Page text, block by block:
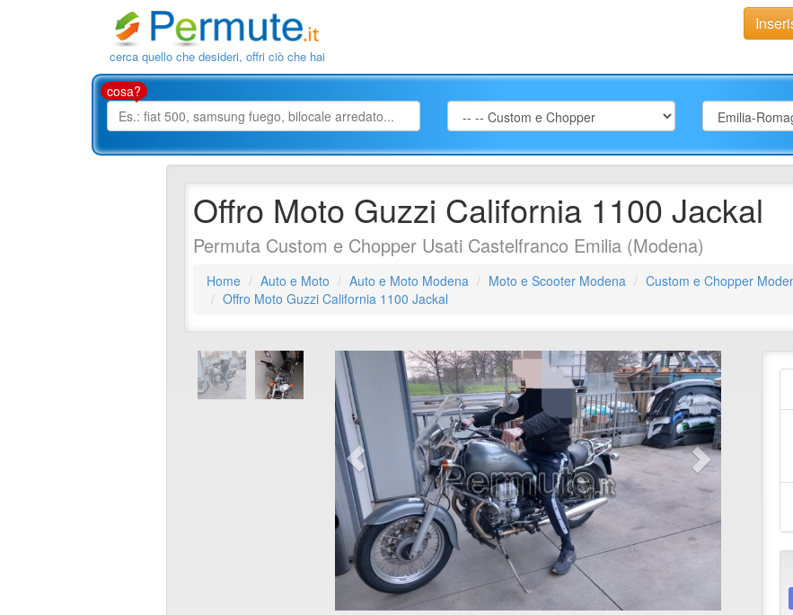
cerca quello che desideri, offri ciò che hai
cosa?
Offro Moto Guzzi California 1100 Jackal
Permuta Custom e Chopper Usati Castelfranco Emilia (Modena)
Home Auto e Moto Auto e Moto Modena Moto e Scooter Modena
Custom e Chopper
Offro Moto Guzzi California 1100 Jackal